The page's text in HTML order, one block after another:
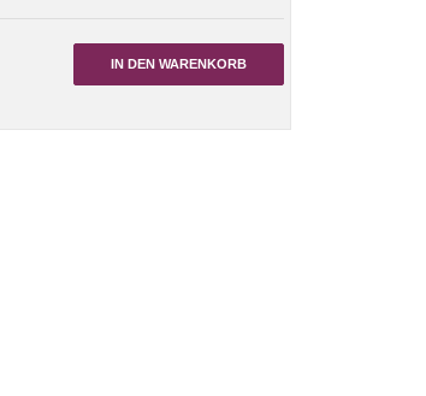
IN DEN WARENKORB